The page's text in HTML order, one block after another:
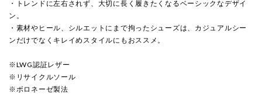
・トレンドに左右されず、大切に長く履きたくなるベーシックなデザイ
ン。
・素材やヒール、シルエットにまで拘ったシューズは、カジュアルシー
ンだけでなくキレイめスタイルにもおススメ。
※LWG認証レザー
※リサイクルソール
※ボロネーゼ製法